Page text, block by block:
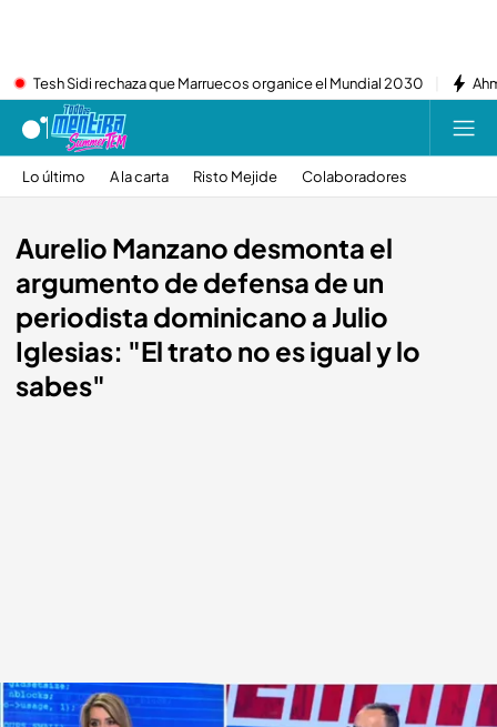
Tesh Sidi rechaza que Marruecos organice el Mundial 2030
Lo último A la carta Risto Mejide Colaboradores
Aurelio Manzano desmonta el
argumento de defensa de un
periodista dominicano a Julio
Iglesias: "El trato no es igual y lo
sabes"
Aurelio Manzano corrige el argumento de defensa de Ángel Fernández .
'Todo es mentira'